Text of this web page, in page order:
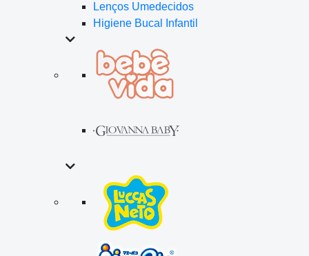
Lenços Umedecidos
Higiene Bucal Infantil